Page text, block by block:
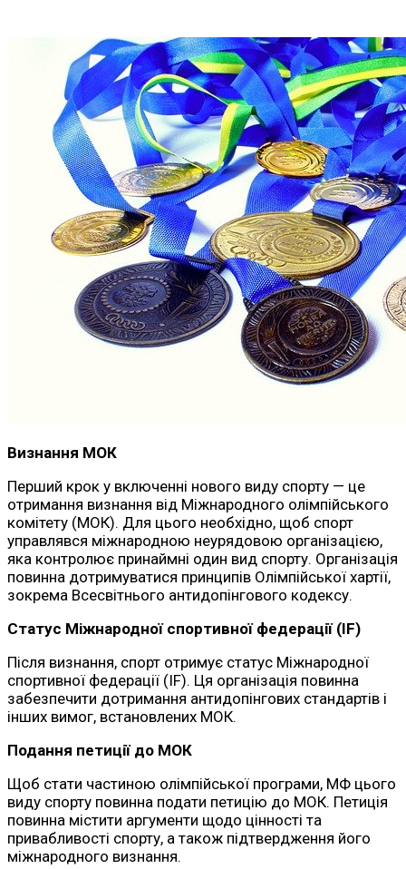
Визнання МОК
Перший крок у включенні нового виду спорту — це
отримання визнання від Міжнародного олімпійського
комітету (МОК). Для цього необхідно, щоб спорт
управлявся міжнародною неурядовою організацією,
яка контролює принаймні один вид спорту. Організація
повинна дотримуватися принципів Олімпійської хартії,
зокрема Всесвітнього антидопінгового кодексу.
Статус Міжнародної спортивної федерації (IF)
Після визнання, спорт отримує статус Міжнародної
спортивної федерації (IF). Ця організація повинна
забезпечити дотримання антидопінгових стандартів і
інших вимог, встановлених МОК.
Подання петиції до МОК
Щоб стати частиною олімпійської програми, МФ цього
виду спорту повинна подати петицію до МОК. Петиція
повинна містити аргументи щодо цінності та
привабливості спорту, а також підтвердження його
міжнародного визнання.